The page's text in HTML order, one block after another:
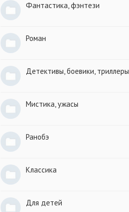
Фантастика, фэнтези
Роман
Детективы, боевики, триллеры
Мистика, ужасы
Ранобэ
Классика
Для детей